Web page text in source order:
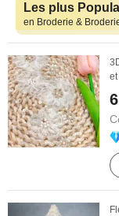
en Broderie &